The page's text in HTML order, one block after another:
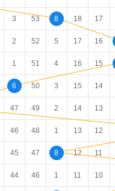
3 53 8 18 17
2 52 5 17 16
1 51 4 16 15
6 50 3 15 14
47 49 2 14 13
46 48 1 13 12
45 47 8 12 11
44 46 1 11 10